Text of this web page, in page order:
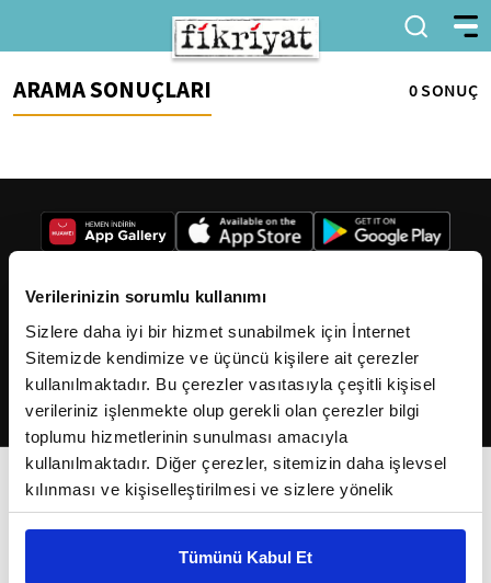
Verilerinizin sorumlu kullanımı
Sizlere daha iyi bir hizmet sunabilmek için İnternet
Sitemizde kendimize ve üçüncü kişilere ait çerezler
kullanılmaktadır. Bu çerezler vasıtasıyla çeşitli kişisel
verileriniz işlenmekte olup gerekli olan çerezler bilgi
toplumu hizmetlerinin sunulması amacıyla
kullanılmaktadır. Diğer çerezler, sitemizin daha işlevsel
kılınması ve kişiselleştirilmesi ve sizlere yönelik
reklam/pazarlama faaliyetlerinin yapılması, amaçlarıyla
Çerezlere ilişkin tercihlerinizi çerez paneli vasıtasıyla
Tümünü Kabul Et
ARAMA SONUÇLARI 0 SONUÇ
2026Fikriyat. Tüm hakları saklıdır.